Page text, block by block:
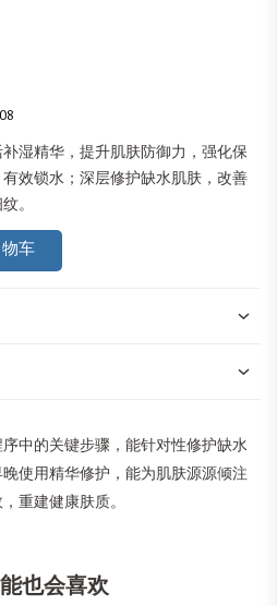
湿精华，提升肌肤防御力，强化保
效锁水；深层修护缺水肌肤，改善
。
中的关键步骤，能针对性修护缺水
使用精华修护，能为肌肤源源倾注
重建健康肤质。
也会喜欢